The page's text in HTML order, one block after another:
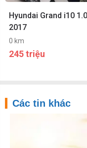
Hyundai Grand i10
2017
0 km
245 triệu
Các tin khác